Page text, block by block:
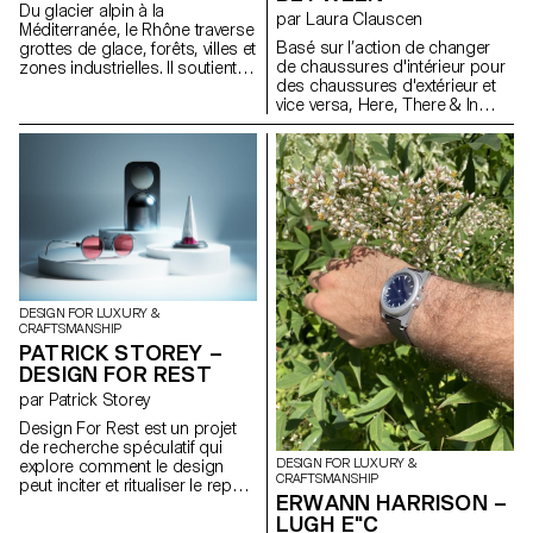
Du glacier alpin à la
Méditerranée, le Rhône traverse
grottes de glace, forêts, villes et
zones industrielles. Il soutient
territoires. Mais les eaux du
des récits de crise et de
désastre. Le changement
climatique affecte aussi notre
vie émotionnelle, nourrissant
l’éco-anxiété et la solastalgie. A
River Has No Shore explore
cette détresse en suivant l’eau
du Rhône, dans ses formes
multiples, comme reflet des
bouleversements
contemporains.
par Laura Clauscen
Basé sur l’action de changer
de chaussures d'intérieur pour
des chaussures d'extérieur et
vice versa, Here, There & In
Between est un projet explorant
comment nous percevons et
comprenons l'espace, à travers
des rituels sensoriels, des
mouvements et des artefacts
matériels. Deux paires de
chaussures, placées dans une
zone liminaire, font office à la
fois de métaphores et
d'accessoires. Marquées
symboliquement sur la semelle
et la doublure, elles servent à
accroître notre conscience de
la transition d’un monde à
l'autre, du privé au public, de
l'intérieur à l'extérieur, à la fois
de manière physique et
mentale ou émotionnelle. Une
publication contenant
recherches, plans de mobilier
additionnel et des images,
complète la scénographie et
DESIGN FOR LUXURY &
CRAFTSMANSHIP
PATRICK STOREY –
DESIGN FOR REST
par Patrick Storey
Design For Rest est un projet
de recherche spéculatif qui
explore comment le design
peut inciter et ritualiser le repos
DESIGN FOR LUXURY &
CRAFTSMANSHIP
ERWANN HARRISON –
LUGH E"C